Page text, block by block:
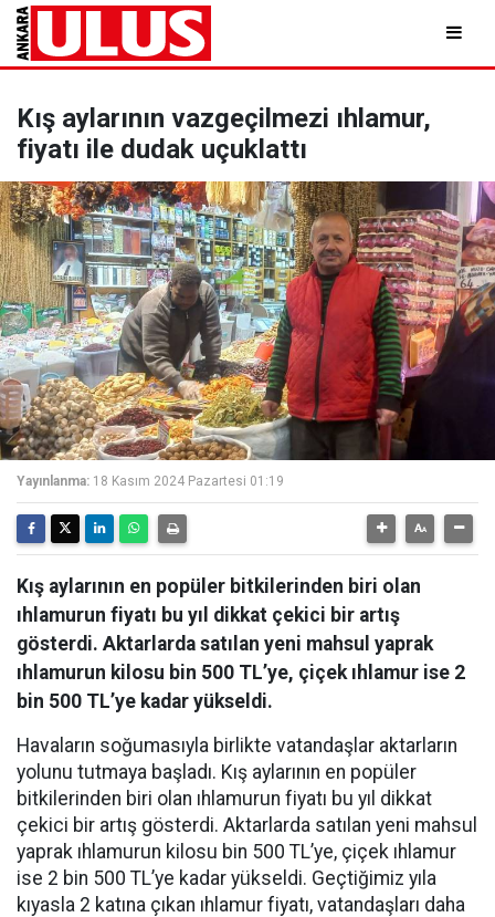
Kış aylarının vazgeçilmezi ıhlamur,
fiyatı ile dudak uçuklattı
Yayınlanma: 18 Kasım 2024 Pazartesi 01:19
Kış aylarının en popüler bitkilerinden biri olan
ıhlamurun fiyatı bu yıl dikkat çekici bir artış
gösterdi. Aktarlarda satılan yeni mahsul yaprak
ıhlamurun kilosu bin 500 TL’ye, çiçek ıhlamur ise 2
bin 500 TL’ye kadar yükseldi.
Havaların soğumasıyla birlikte vatandaşlar aktarların
yolunu tutmaya başladı. Kış aylarının en popüler
bitkilerinden biri olan ıhlamurun fiyatı bu yıl dikkat
çekici bir artış gösterdi. Aktarlarda satılan yeni mahsul
yaprak ıhlamurun kilosu bin 500 TL’ye, çiçek ıhlamur
ise 2 bin 500 TL’ye kadar yükseldi. Geçtiğimiz yıla
kıyasla 2 katına çıkan ıhlamur fiyatı, vatandaşları daha